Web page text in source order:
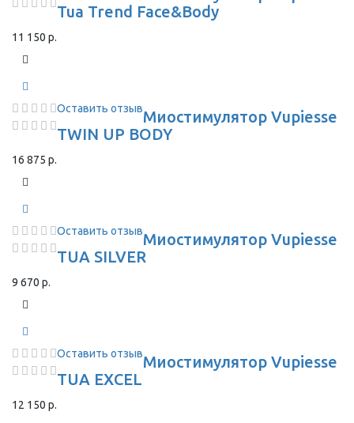
Tua Trend Face&Body
11 150 р.
Оставить отзывМиостимулятор Vupiesse
TWIN UP BODY
16 875 р.
Оставить отзывМиостимулятор Vupiesse
TUA SILVER
9 670 р.
Оставить отзывМиостимулятор Vupiesse
TUA EXCEL
12 150 р.